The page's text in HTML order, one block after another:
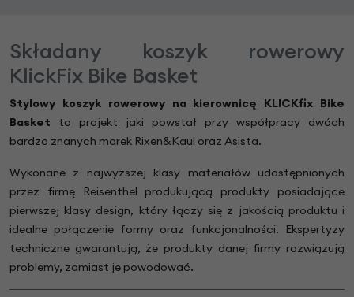
Składany koszyk rowerowy
KlickFix Bike Basket
Stylowy koszyk rowerowy na kierownicę KLICKfix Bike
Basket to projekt jaki powstał przy współpracy dwóch
bardzo znanych marek Rixen&Kaul oraz Asista.
Wykonane z najwyższej klasy materiałów udostępnionych
przez firmę Reisenthel produkującą produkty posiadające
pierwszej klasy design, który łączy się z jakością produktu i
idealne połączenie formy oraz funkcjonalności. Ekspertyzy
techniczne gwarantują, że produkty danej firmy rozwiązują
problemy, zamiast je powodować.